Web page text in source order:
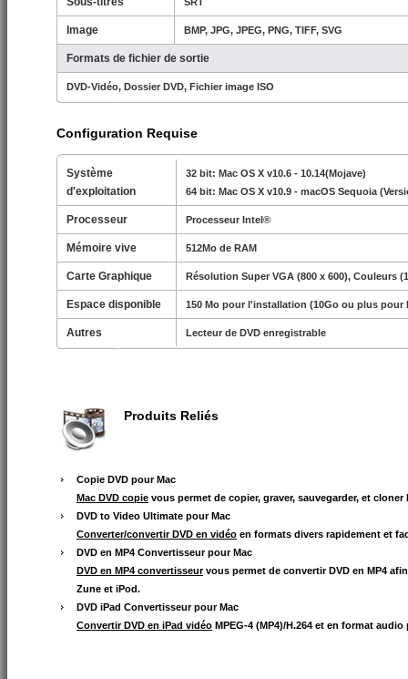
Image BMP, JPG, JPEG, PNG, TIFF, SVG
Formats de fichier de sortie
DVD-Vidéo, Dossier DVD, Fichier image ISO
Configuration Requise
Système
d'exploitation
32 bit: Mac OS X v10.6 - 10.14(Mojave)
64 bit: Mac OS X v10.9 - macOS Sequoia
Processeur Processeur Intel®
Mémoire vive 512Mo de RAM
Carte Graphique Résolution Super VGA (800 x 600), Couleurs
Espace disponible 150 Mo pour l'installation (10Go ou plus pour
Autres Lecteur de DVD enregistrable
Produits Reliés
Copie DVD pour Mac
Mac DVD copie vous permet de copier, graver, sauvegarder, et cloner
DVD to Video Ultimate pour Mac
Converter/convertir DVD en vidéo en formats divers rapidement et
DVD en MP4 Convertisseur pour Mac
DVD en MP4 convertisseurvous permet de convertir DVD en MP4
Zune et iPod.
DVD iPad Convertisseur pour Mac
Convertir DVD en iPad vidéo MPEG-4 (MP4)/H.264 et en format audio